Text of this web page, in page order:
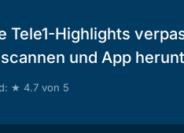
Tele1-Highlights
und App
★ 4.7 von 5